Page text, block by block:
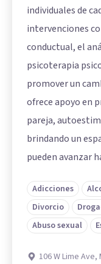
individuales de
intervenciones
conductual, el
psicoterapia
promover un
ofrece apoyo en
pareja,
brindando un
pueden avanzar
Adicciones
Divorcio
Abuso sexual
106 W Lime Ave,